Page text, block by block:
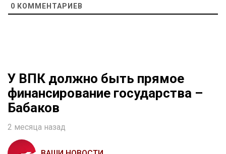
0 КОММЕНТАРИЕВ
У ВПК должно быть прямое
финансирование государства –
Бабаков
2 месяца назад